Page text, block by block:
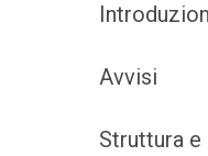
Avvisi
Struttura